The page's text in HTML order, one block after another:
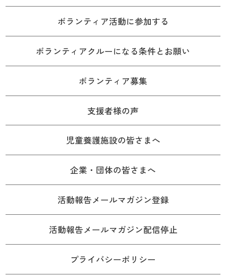
ボランティア活動に参加する
ボランティアクルーになる条件とお願い
ボランティア募集
支援者様の声
児童養護施設の皆さまへ
企業・団体の皆さまへ
活動報告メールマガジン登録
活動報告メールマガジン配信停止
プライバシーポリシー